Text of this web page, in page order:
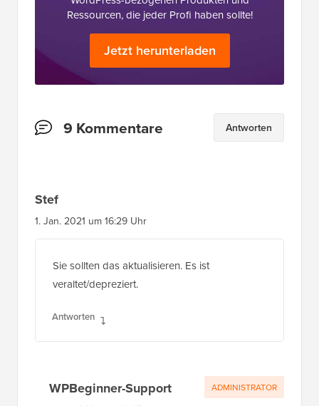
Jetzt herunterladen
Leserinteraktionen
9 Kommentare Antworten
Sie sollten das aktualisieren. Es ist
veraltet/depreziert.
WPBeginner-Support